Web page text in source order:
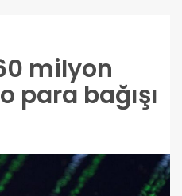
milyon
para bağışı